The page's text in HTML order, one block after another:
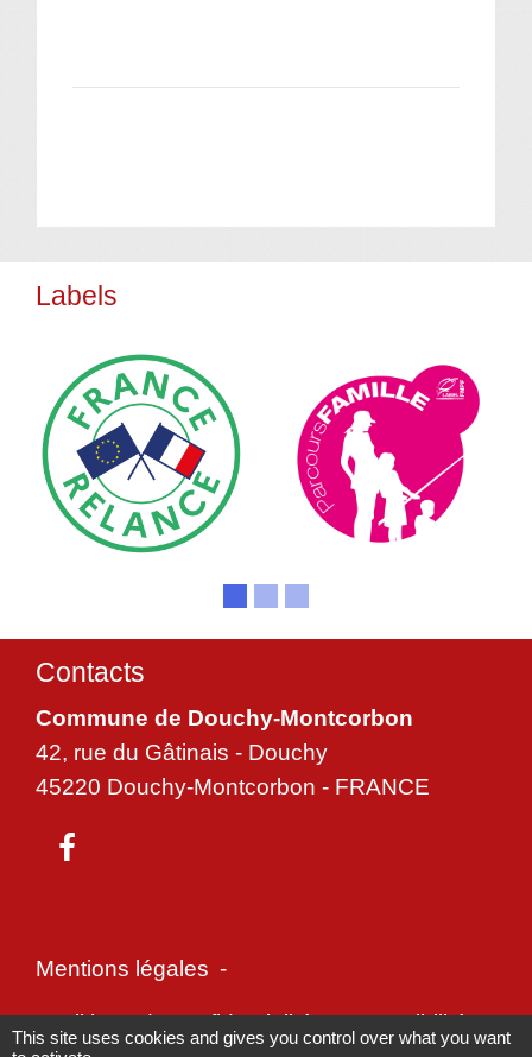
Labels
Contacts
Commune de Douchy-Montcorbon
42, rue du Gâtinais - Douchy
45220 Douchy-Montcorbon - FRANCE
Mentions légales -
Politique de confidentialité - Accessibilité -
This site uses cookies and gives you control over what you want